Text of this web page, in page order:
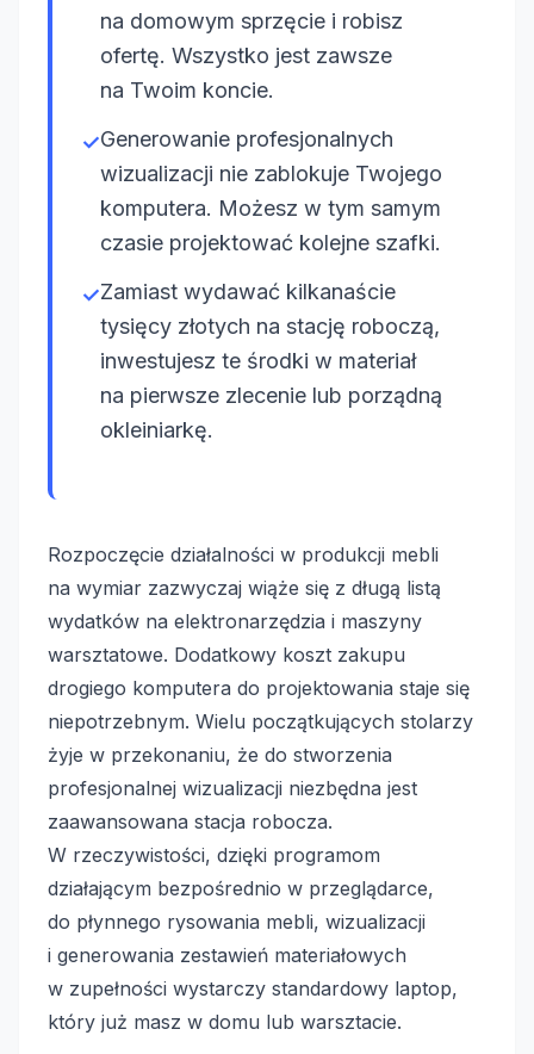
na domowym sprzęcie i robisz
ofertę. Wszystko jest zawsze
na Twoim koncie.
✓Generowanie profesjonalnych
wizualizacji nie zablokuje Twojego
komputera. Możesz w tym samym
czasie projektować kolejne szafki.
✓Zamiast wydawać kilkanaście
tysięcy złotych na stację roboczą,
inwestujesz te środki w materiał
na pierwsze zlecenie lub porządną
okleiniarkę.
Rozpoczęcie działalności w produkcji mebli
na wymiar zazwyczaj wiąże się z długą listą
wydatków na elektronarzędzia i maszyny
warsztatowe. Dodatkowy koszt zakupu
drogiego komputera do projektowania staje się
niepotrzebnym. Wielu początkujących stolarzy
żyje w przekonaniu, że do stworzenia
profesjonalnej wizualizacji niezbędna jest
zaawansowana stacja robocza.
W rzeczywistości, dzięki programom
działającym bezpośrednio w przeglądarce,
do płynnego rysowania mebli, wizualizacji
i generowania zestawień materiałowych
w zupełności wystarczy standardowy laptop,
który już masz w domu lub warsztacie.